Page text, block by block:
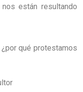
están resultando
qué protestamos